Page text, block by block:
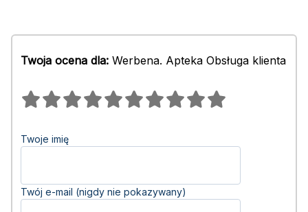
Twoja ocena dla: Werbena. Apteka Obsługa klienta
Twoje imię
Twój e-mail (nigdy nie pokazywany)